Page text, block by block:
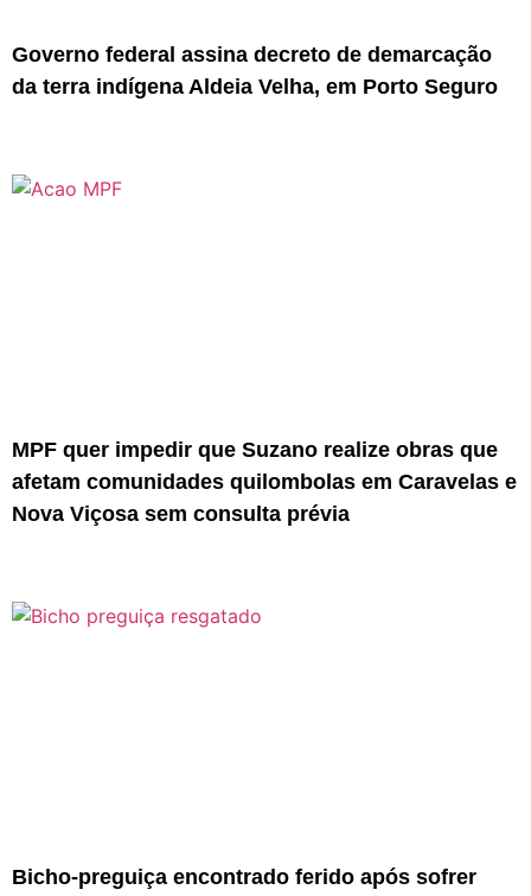
Governo federal assina decreto de demarcação
da terra indígena Aldeia Velha, em Porto Seguro
MPF quer impedir que Suzano realize obras que
afetam comunidades quilombolas em Caravelas e
Nova Viçosa sem consulta prévia
Bicho-preguiça encontrado ferido após sofrer